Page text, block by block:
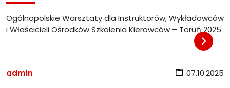
Ogólnopolskie Warsztaty dla Instruktorów, Wykładowców
i Właścicieli Ośrodków Szkolenia Kierowców – Toruń 2025
admin 07.10.2025